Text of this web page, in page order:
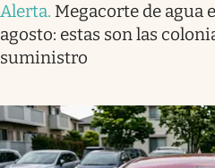
Alerta. Megacorte de agua
agosto: estas son las
suministro